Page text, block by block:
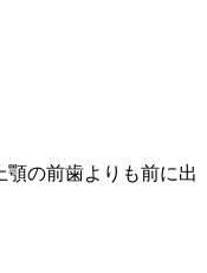
顎の前歯よりも前に出